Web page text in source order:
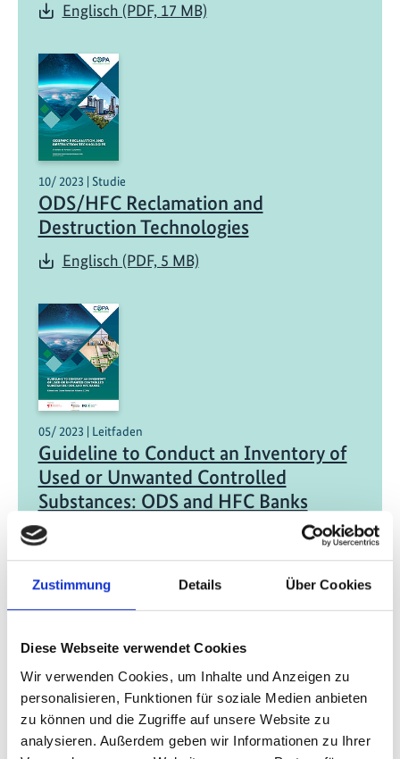
Zustimmung Details Über Cookies
Diese Webseite verwendet Cookies
Wir verwenden Cookies, um Inhalte und Anzeigen zu
personalisieren, Funktionen für soziale Medien anbieten
zu können und die Zugriffe auf unsere Website zu
analysieren. Außerdem geben wir Informationen zu Ihrer
Englisch (PDF, 17 MB)
10/ 2023 | Studie
ODS/HFC Reclamation and
Destruction Technologies
Englisch (PDF, 5 MB)
05/ 2023 | Leitfaden
Guideline to Conduct an Inventory of
Used or Unwanted Controlled
Substances: ODS and HFC Banks
06/ 2020 | Studie
Banks and Emissions of CFC-11 and